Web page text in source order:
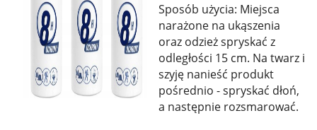
Sposób użycia: Miejsca
narażone na ukąszenia
oraz odzież spryskać z
odległości 15 cm. Na twarz i
szyję nanieść produkt
pośrednio - spryskać dłoń,
a następnie rozsmarować.